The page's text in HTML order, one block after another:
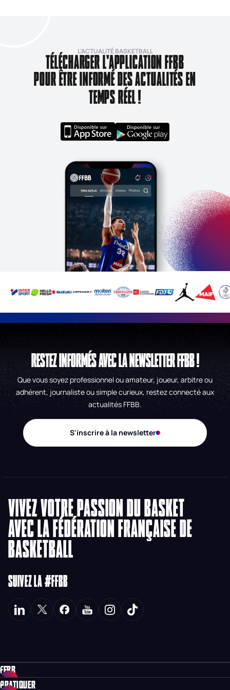
L’ACTUALITÉ BASKETBALL
TÉLÉCHARGER L'APPLICATION FFBB
POUR ÊTRE INFORMÉ DES ACTUALITÉS EN
TEMPS RÉEL !
RESTEZ INFORMÉS AVEC LA NEWSLETTER FFBB !
Que vous soyez professionnel ou amateur, joueur, arbitre ou
adhérent, journaliste ou simple curieux, restez connecté aux
actualités FFBB.
S'inscrire à la newsletter
VIVEZ VOTRE PASSION DU BASKET
AVEC LA FÉDÉRATION FRANÇAISE DE
BASKETBALL
SUIVEZ LA #FFBB
FFBB
PRATIQUER